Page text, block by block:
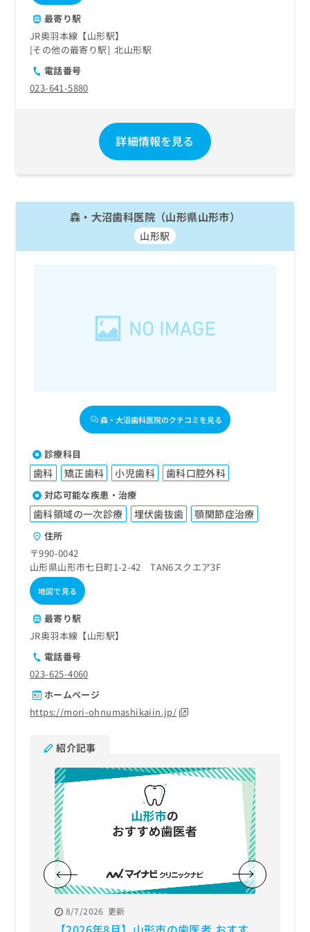
最寄り駅
JR奥羽本線【山形駅】
その他の最寄り駅
北山形駅
電話番号
023-641-5880
詳細情報を見る
森・大沼歯科医院（山形県山形市）
山形駅
森・大沼歯科医院のクチコミを見る
診療科目
歯科 矯正歯科 小児歯科 歯科口腔外科
対応可能な疾患・治療
歯科領域の一次診療 埋伏歯抜歯 顎関節症治療
住所
〒990-0042
山形県山形市七日町1-2-42 TAN6スクエア3F
地図で見る
最寄り駅
JR奥羽本線【山形駅】
電話番号
023-625-4060
ホームページ
https://mori-ohnumashikaiin.jp/
紹介記事
8/7/2026 更新